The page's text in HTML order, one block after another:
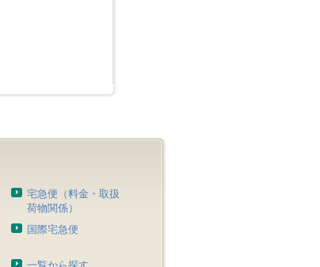
宅急便（料金・取扱
荷物関係）
国際宅急便